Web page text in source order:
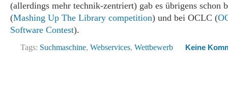
(allerdings mehr technik-zentriert) gab es übrigens schon
(Mashing Up The Library competition) und bei OCLC (
Software Contest).
Tags: Suchmaschine, Webservices, Wettbewerb Keine